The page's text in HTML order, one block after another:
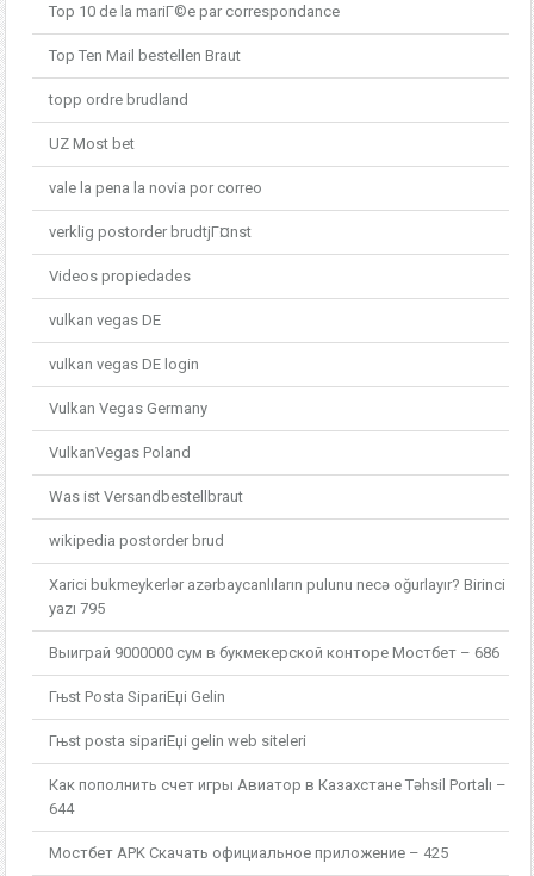
Top 10 de la mariГ©e par correspondance
Top Ten Mail bestellen Braut
topp ordre brudland
UZ Most bet
vale la pena la novia por correo
verklig postorder brudtjГ¤nst
Videos propiedades
vulkan vegas DE
vulkan vegas DE login
Vulkan Vegas Germany
VulkanVegas Poland
Was ist Versandbestellbraut
wikipedia postorder brud
Xarici bukmeykerlər azərbaycanlıların pulunu necə oğurlayır? Birinci
yazı 795
Выиграй 9000000 сум в букмекерской конторе Мостбет – 686
Гњst Posta SipariЕџi Gelin
Гњst posta sipariЕџi gelin web siteleri
Как пополнить счет игры Авиатор в Казахстане Təhsil Portalı –
644
Мостбет APK Скачать официальное приложение – 425